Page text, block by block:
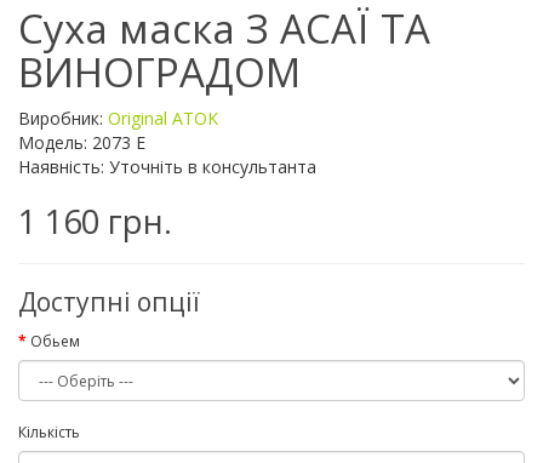
Суха маска З АСАЇ ТА
ВИНОГРАДОМ
Виробник: Original ATOK
Модель: 2073 E
Наявність: Уточніть в консультанта
1 160 грн.
Доступні опції
Обьем
Кількість